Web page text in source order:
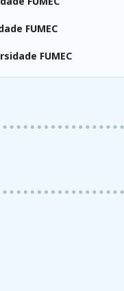
FUMEC
FUMEC